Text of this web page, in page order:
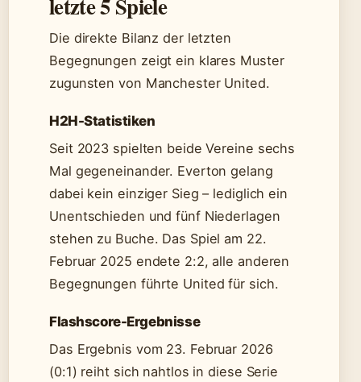
Die direkte Bilanz der letzten
Begegnungen zeigt ein klares Muster
zugunsten von Manchester United.
H2H-Statistiken
Seit 2023 spielten beide Vereine sechs
Mal gegeneinander. Everton gelang
dabei kein einziger Sieg – lediglich ein
Unentschieden und fünf Niederlagen
stehen zu Buche. Das Spiel am 22.
Februar 2025 endete 2:2, alle anderen
Begegnungen führte United für sich.
Flashscore-Ergebnisse
Das Ergebnis vom 23. Februar 2026
(0:1) reiht sich nahtlos in diese Serie